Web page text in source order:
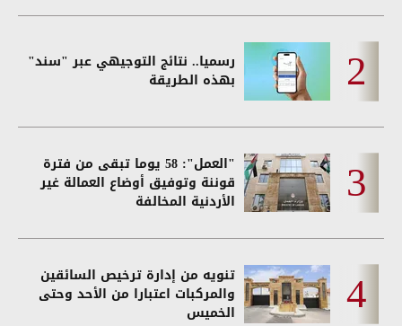
رسميا.. نتائج التوجيهي عبر "سند"
بهذه الطريقة
"العمل": 58 يوما تبقى من فترة
قوننة وتوفيق أوضاع العمالة غير
الأردنية المخالفة
تنويه من إدارة ترخيص السائقين
والمركبات اعتبارا من الأحد وحتى
الخميس